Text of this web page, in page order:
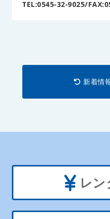
TEL:0545-32-9025/
新着情
レ